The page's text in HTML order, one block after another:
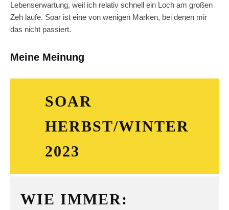
Lebenserwartung, weil ich relativ schnell ein Loch am großen
Zeh laufe. Soar ist eine von wenigen Marken, bei denen mir
das nicht passiert.
Meine Meinung
SOAR
HERBST/WINTER
2023
WIE IMMER: